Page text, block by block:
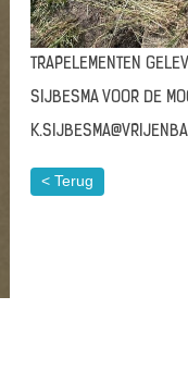
TRAPELEMENTEN
SIJBESMA VOOR DE
< Terug